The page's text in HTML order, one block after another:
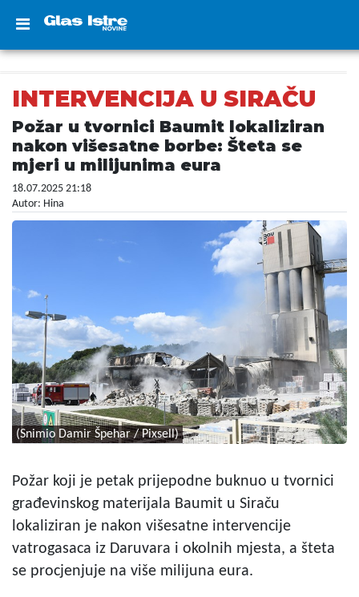
INTERVENCIJA U SIRAČU
Požar u tvornici Baumit lokaliziran
nakon višesatne borbe: Šteta se
mjeri u milijunima eura
18.07.2025 21:18
Autor: Hina
(Snimio Damir Špehar / Pixsell)
Požar koji je petak prijepodne buknuo u tvornici
građevinskog materijala Baumit u Siraču
lokaliziran je nakon višesatne intervencije
vatrogasaca iz Daruvara i okolnih mjesta, a šteta
se procjenjuje na više milijuna eura.